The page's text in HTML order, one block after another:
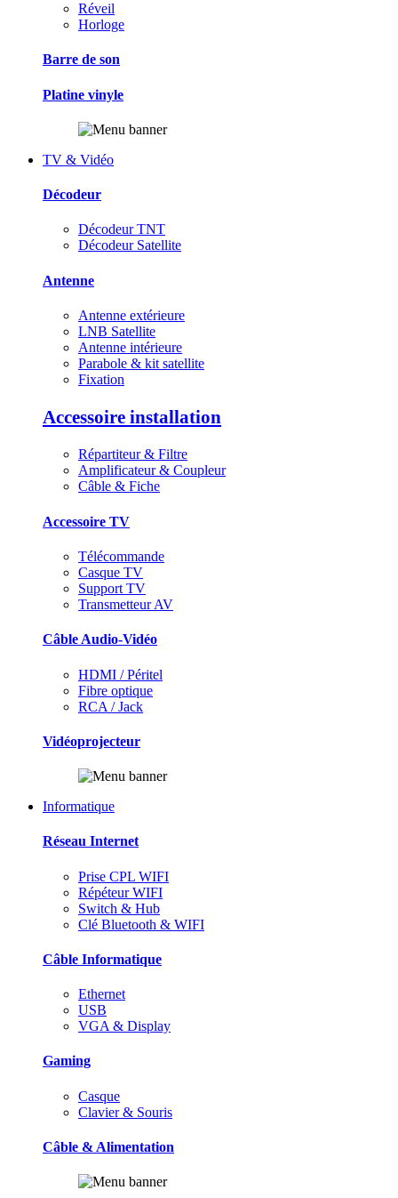
Réveil
Horloge
Barre de son
Platine vinyle
TV & Vidéo
Décodeur
Décodeur TNT
Décodeur Satellite
Antenne
Antenne extérieure
LNB Satellite
Antenne intérieure
Parabole & kit satellite
Fixation
Accessoire installation
Répartiteur & Filtre
Amplificateur & Coupleur
Câble & Fiche
Accessoire TV
Télécommande
Casque TV
Support TV
Transmetteur AV
Câble Audio-Vidéo
HDMI / Péritel
Fibre optique
RCA / Jack
Vidéoprojecteur
Informatique
Réseau Internet
Prise CPL WIFI
Répéteur WIFI
Switch & Hub
Clé Bluetooth & WIFI
Câble Informatique
Ethernet
USB
VGA & Display
Gaming
Casque
Clavier & Souris
Câble & Alimentation